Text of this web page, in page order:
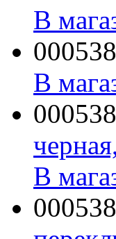
В
В
В